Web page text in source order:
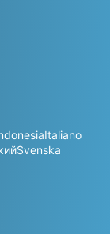
Italiano
Svenska